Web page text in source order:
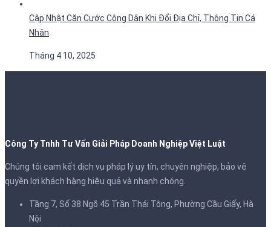
Cập Nhật Căn Cước Công Dân Khi Đổi Địa Chỉ, Thông Tin Cá
Nhân
Tháng 4 10, 2025
Công Ty Tnhh Tư Vấn Giải Pháp Doanh Nghiệp Việt Luật
Chúng tôi cam kết dịch vụ pháp lý uy tín, chuyên nghiệp, bảo vệ
quyền lợi khách hàng hiệu quả và nhanh chóng.
Tầng 7, Số 38 Ngõ 45 Trần Thái Tông, Phường Cầu Giấy, Hà
Nội